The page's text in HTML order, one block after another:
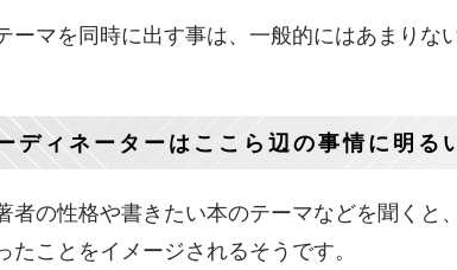
ーマを同時に出す事は、一般的にはあまりな
ディネーターはここら辺の事情に明る
者の性格や書きたい本のテーマなどを聞くと
たことをイメージされるそうです。